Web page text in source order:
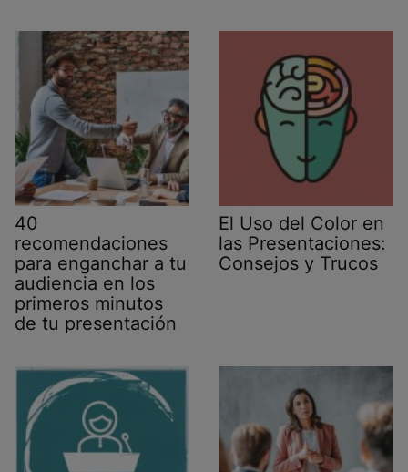
40
recomendaciones
para enganchar a tu
audiencia en los
primeros minutos
de tu presentación
El Uso del Color en
las Presentaciones:
Consejos y Trucos